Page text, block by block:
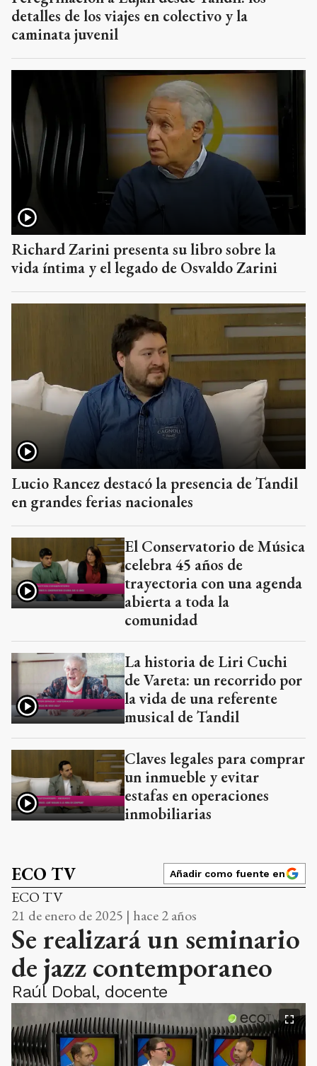
detalles de los viajes en colectivo y la
caminata juvenil
Richard Zarini presenta su libro sobre la
vida íntima y el legado de Osvaldo Zarini
Lucio Rancez destacó la presencia de Tandil
en grandes ferias nacionales
El Conservatorio de Música
celebra 45 años de
trayectoria con una agenda
abierta a toda la
comunidad
La historia de Liri Cuchi
de Vareta: un recorrido por
la vida de una referente
musical de Tandil
Claves legales para comprar
un inmueble y evitar
estafas en operaciones
inmobiliarias
ECO TV Añadir como fuente en
ECO TV
21 de enero de 2025 | hace 2 años
Se realizará un seminario
de jazz contemporaneo
Raúl Dobal, docente